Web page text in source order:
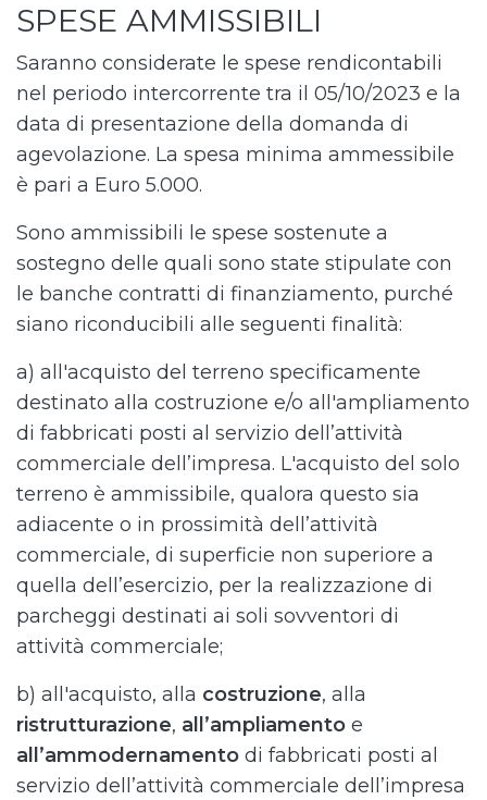
SPESE AMMISSIBILI
Saranno considerate le spese rendicontabili
nel periodo intercorrente tra il 05/10/2023 e la
data di presentazione della domanda di
agevolazione. La spesa minima ammessibile
è pari a Euro 5.000.
Sono ammissibili le spese sostenute a
sostegno delle quali sono state stipulate con
le banche contratti di finanziamento, purché
siano riconducibili alle seguenti finalità:
a) all'acquisto del terreno specificamente
destinato alla costruzione e/o all'ampliamento
di fabbricati posti al servizio dell’attività
commerciale dell’impresa. L'acquisto del solo
terreno è ammissibile, qualora questo sia
adiacente o in prossimità dell’attività
commerciale, di superficie non superiore a
quella dell’esercizio, per la realizzazione di
parcheggi destinati ai soli sovventori di
attività commerciale;
b) all'acquisto, alla costruzione, alla
ristrutturazione, all’ampliamento e
all’ammodernamento di fabbricati posti al
servizio dell’attività commerciale dell’impresa